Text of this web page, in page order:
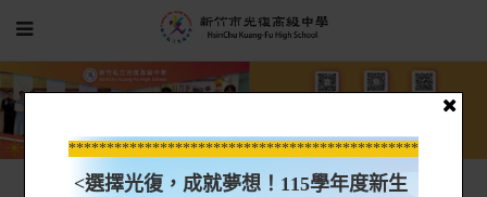
*****************************************************
<選擇光復，成就夢想！115學年度新生